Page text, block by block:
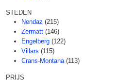
STEDEN
Nendaz (215)
Zermatt (146)
Engelberg (122)
Villars (115)
Crans-Montana (113)
PRIJS